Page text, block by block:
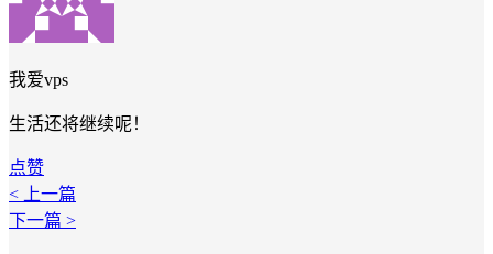
我爱vps
生活还将继续呢！
点赞
< 上一篇
下一篇 >